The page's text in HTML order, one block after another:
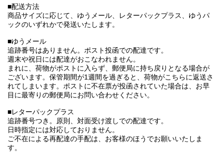
■配送方法
商品サイズに応じて、ゆうメール、レターパックプラス、ゆうパ
ックのいずれかで発送いたします。
■ゆうメール
追跡番号はありません。ポスト投函での配達です。
週末や祝日には配達がおこなわれません。
まれに、荷物がポストに入らず、郵便局に持ち戻りとなる場合が
ございます。保管期間が1週間を過ぎると、荷物がこちらに返送さ
れてしまいます。ポストに不在票が投函されていた場合は、お早
目に最寄りの郵便局にお問い合わせください。
■レターパックプラス
追跡番号つき。原則、対面受け渡しでの配達です。
日時指定には対応しておりません。
ご不在による再配達の手配は、お客様のほうでお願いいたしま
す。